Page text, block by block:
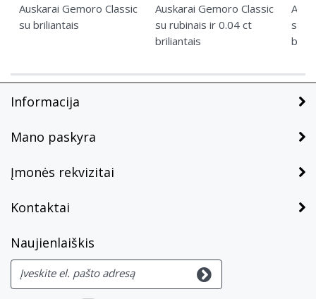
Auskarai Gemoro Classic
su briliantais
Auskarai Gemoro Classic
su rubinais ir 0.04 ct
briliantais
su
Informacija
Mano paskyra
Įmonės rekvizitai
Kontaktai
Naujienlaiškis